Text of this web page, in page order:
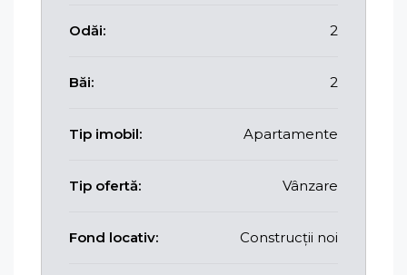
Odăi: 2
Băi: 2
Tip imobil: Apartamente
Tip ofertă: Vânzare
Fond locativ: Construcții noi